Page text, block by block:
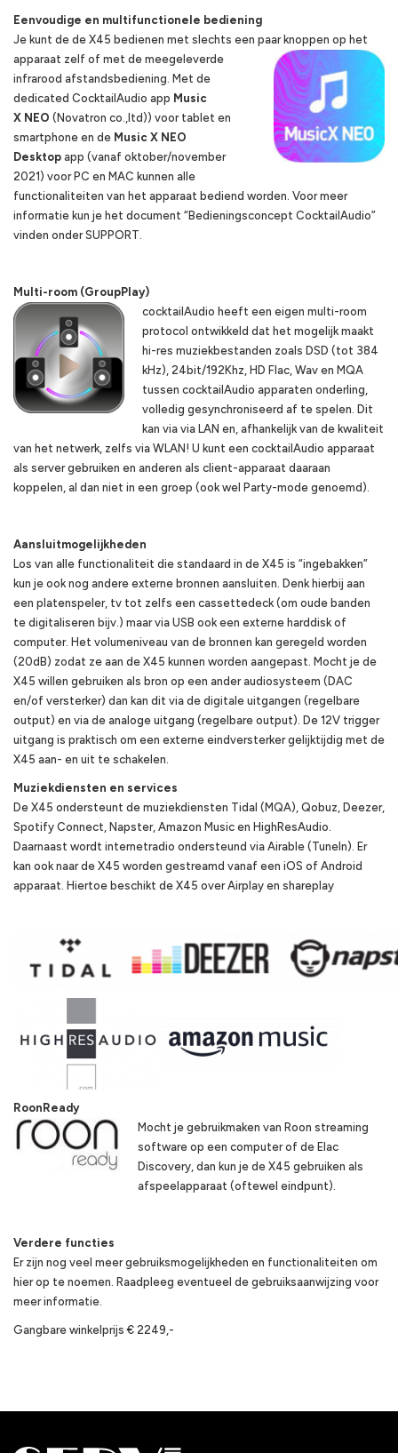
Eenvoudige en multifunctionele bediening
Je kunt de de X45 bedienen met slechts een paar knoppen op het
apparaat zelf of met de meegeleverde
infrarood afstandsbediening. Met de
dedicated CocktailAudio app Music
X NEO (Novatron co.,ltd)) voor tablet en
smartphone en de Music X NEO
Desktop app (vanaf oktober/november
2021) voor PC en MAC kunnen alle
functionaliteiten van het apparaat bediend worden. Voor meer
informatie kun je het document “Bedieningsconcept CocktailAudio”
vinden onder SUPPORT.
Multi-room (GroupPlay)
cocktailAudio heeft een eigen multi-room
protocol ontwikkeld dat het mogelijk maakt
hi-res muziekbestanden zoals DSD (tot 384
kHz), 24bit/192Khz, HD Flac, Wav en MQA
tussen cocktailAudio apparaten onderling,
volledig gesynchroniseerd af te spelen. Dit
kan via via LAN en, afhankelijk van de kwaliteit
van het netwerk, zelfs via WLAN! U kunt een cocktailAudio apparaat
als server gebruiken en anderen als client-apparaat daaraan
koppelen, al dan niet in een groep (ook wel Party-mode genoemd).
Aansluitmogelijkheden
Los van alle functionaliteit die standaard in de X45 is “ingebakken”
kun je ook nog andere externe bronnen aansluiten. Denk hierbij aan
een platenspeler, tv tot zelfs een cassettedeck (om oude banden
te digitaliseren bijv.) maar via USB ook een externe harddisk of
computer. Het volumeniveau van de bronnen kan geregeld worden
(20dB) zodat ze aan de X45 kunnen worden aangepast. Mocht je de
X45 willen gebruiken als bron op een ander audiosysteem (DAC
en/of versterker) dan kan dit via de digitale uitgangen (regelbare
output) en via de analoge uitgang (regelbare output). De 12V trigger
uitgang is praktisch om een externe eindversterker gelijktijdig met de
X45 aan- en uit te schakelen.
Muziekdiensten en services
De X45 ondersteunt de muziekdiensten Tidal (MQA), Qobuz, Deezer,
Spotify Connect, Napster, Amazon Music en HighResAudio.
Daarnaast wordt internetradio ondersteund via Airable (TuneIn). Er
kan ook naar de X45 worden gestreamd vanaf een iOS of Android
apparaat. Hiertoe beschikt de X45 over Airplay en shareplay
RoonReady
Mocht je gebruikmaken van Roon streaming
software op een computer of de Elac
Discovery, dan kun je de X45 gebruiken als
afspeelapparaat (oftewel eindpunt).
Verdere functies
Er zijn nog veel meer gebruiksmogelijkheden en functionaliteiten om
hier op te noemen. Raadpleeg eventueel de gebruiksaanwijzing voor
meer informatie.
Gangbare winkelprijs € 2249,-